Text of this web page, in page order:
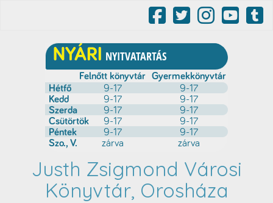
Justh Zsigmond Városi
Könyvtár, Orosháza